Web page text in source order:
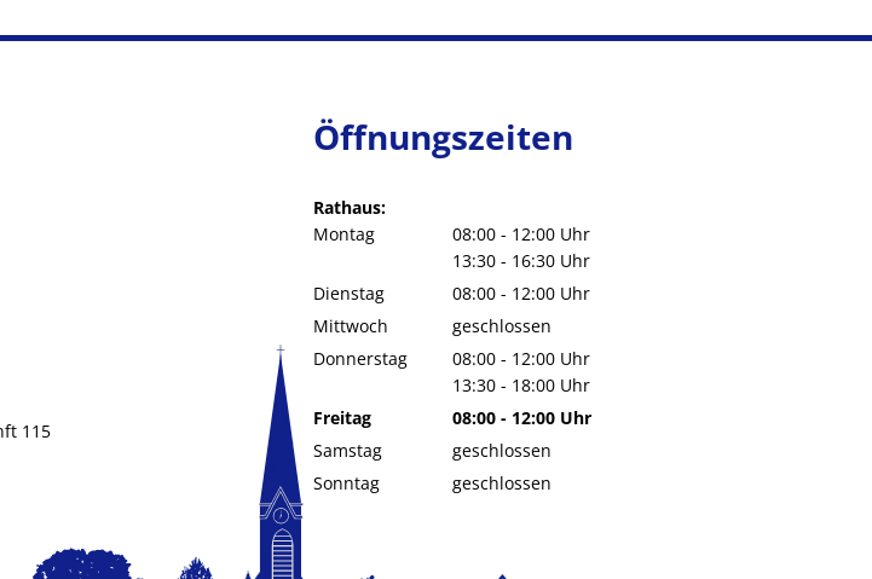
115
Öffnungszeiten
Rathaus:
Montag
08:00 - 12:00 Uhr
Von 08:00 bis 12:00 Uhr
13:30 - 16:30 Uhr
Von 13:30 bis 16:30 Uhr
Dienstag 08:00 - 12:00 Uhr
Von 08:00 bis 12:00 Uhr
Mittwoch
geschlossen
Donnerstag
08:00 - 12:00 Uhr
Von 08:00 bis 12:00 Uhr
13:30 - 18:00 Uhr
Von 13:30 bis 18:00 Uhr
Freitag 08:00 - 12:00 Uhr
Von 08:00 bis 12:00 Uhr
Samstag
geschlossen
Sonntag
geschlossen